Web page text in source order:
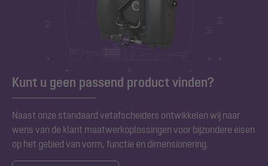
Kunt u geen passend product vinden?
Naast onze standaard vetafscheiders ontwikkelen wij naar
wens van de klant maatwerkoplossingen voor bijzondere eisen
op het gebied van vorm, functie en dimensionering.